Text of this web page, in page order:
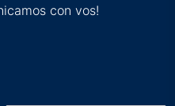
con vos!